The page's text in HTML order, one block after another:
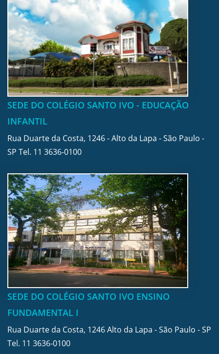
SEDE DO COLÉGIO SANTO IVO - EDUCAÇÃO
INFANTIL
Rua Duarte da Costa, 1246 - Alto da Lapa - São Paulo -
SP Tel. 11 3636-0100
SEDE DO COLÉGIO SANTO IVO ENSINO
FUNDAMENTAL I
Rua Duarte da Costa, 1246 Alto da Lapa - São Paulo - SP
Tel. 11 3636-0100